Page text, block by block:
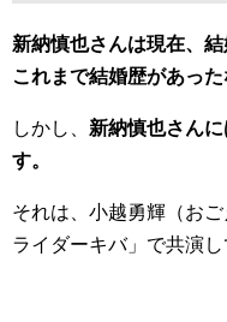
新納慎也さんは現在、
これまで結婚歴があっ
しかし、 新納慎也さん
す。
それは、小越勇輝（お
ライダーキバ」で共演